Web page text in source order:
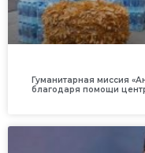
Гуманитарная миссия
благодаря помощи